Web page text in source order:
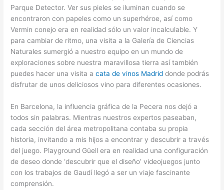
Parque Detector. Ver sus pieles se iluminan cuando se
encontraron con papeles como un superhéroe, así como
Vermin conejo era en realidad sólo un valor incalculable. Y
para cambiar de ritmo, una visita a la Galería de Ciencias
Naturales sumergió a nuestro equipo en un mundo de
exploraciones sobre nuestra maravillosa tierra así también
puedes hacer una visita acata de vinos Madrid donde podrás
disfrutar de unos deliciosos vino para diferentes ocasiones.
En Barcelona, la influencia gráfica de la Pecera nos dejó a
todos sin palabras. Mientras nuestros expertos paseaban,
cada sección del área metropolitana contaba su propia
historia, invitando a mis hijos a encontrar y descubrir a través
del juego. Playground Güell era en realidad una configuración
de deseo donde ‘descubrir que el diseño’ videojuegos junto
con los trabajos de Gaudí llegó a ser un viaje fascinante
comprensión.